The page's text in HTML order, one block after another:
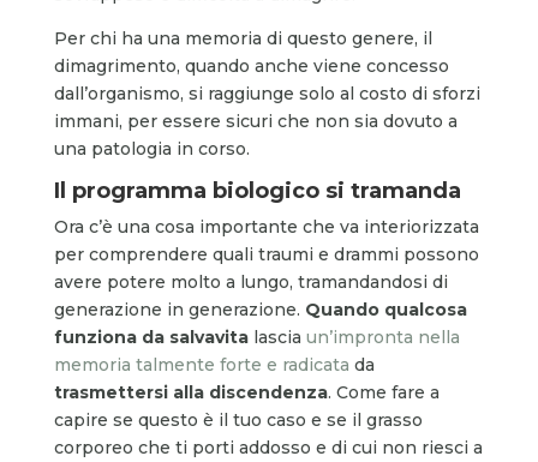
Per chi ha una memoria di questo genere, il
dimagrimento, quando anche viene concesso
dall’organismo, si raggiunge solo al costo di sforzi
immani, per essere sicuri che non sia dovuto a
una patologia in corso.
Il programma biologico si tramanda
Ora c’è una cosa importante che va interiorizzata
per comprendere quali traumi e drammi possono
avere potere molto a lungo, tramandandosi di
generazione in generazione. Quando qualcosa
funziona da salvavitalascia un’impronta nella
memoria talmente forte e radicata da
trasmettersi alla discendenza. Come fare a
capire se questo è il tuo caso e se il grasso
corporeo che ti porti addosso e di cui non riesci a